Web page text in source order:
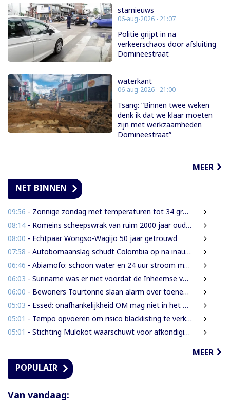
starnieuws
06-aug-2026 - 21:07
Politie grijpt in na
verkeerschaos door afsluiting
Domineestraat
waterkant
06-aug-2026 - 21:00
Tsang: “Binnen twee weken
denk ik dat we klaar moeten
zijn met werkzaamheden
Domineestraat”
MEER
NET BINNEN
09:56 - Zonnige zondag met temperaturen tot 34 graden
08:14 - Romeins scheepswrak van ruim 2000 jaar oud ontdekt bij Sicilië
08:00 - Echtpaar Wongso-Wagijo 50 jaar getrouwd
07:58 - Autobomaanslag schudt Colombia op na inauguratie van hardline president
06:46 - Abiamofo: schoon water en 24 uur stroom moeten ook afgelegen dorpen bereiken
06:03 - Suriname was er niet voordat de Inheemse volken er waren
06:00 - Bewoners Tourtonne slaan alarm over toenemende prostitutie, drugshandel en overlast door vreemdelingen
05:03 - Essed: onafhankelijkheid OM mag niet in het gedrang komen
05:01 - Tempo opvoeren om risico blacklisting te verkleinen
05:01 - Stichting Mulokot waarschuwt voor afkondiging 5-kilometerstraalwet
MEER
POPULAIR
Van vandaag: